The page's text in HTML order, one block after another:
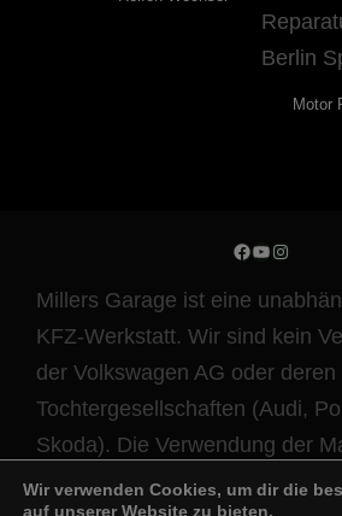
Motor
Facebook
YouTube
Instagram
Millers Garage ist eine
KFZ-Werkstatt. Wir sind kein
der Volkswagen AG oder deren
Tochtergesellschaften (Audi,
Skoda). Die Verwendung der
und Modellbezeichnungen
Wir verwenden Cookies, um dir die
auf unserer Website zu bieten.